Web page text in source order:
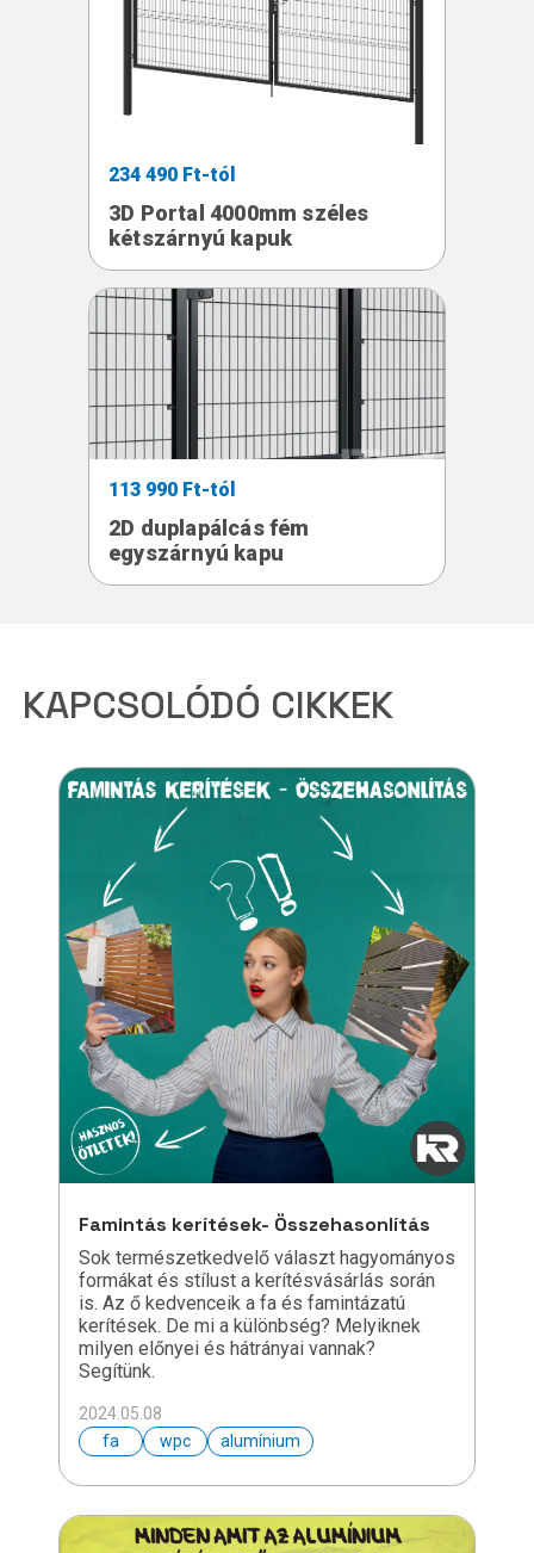
234 490 Ft-tól
3D Portal 4000mm széles
kétszárnyú kapuk
113 990 Ft-tól
2D duplapálcás fém
egyszárnyú kapu
KAPCSOLÓDÓ CIKKEK
Famintás kerítések- Összehasonlítás
Sok természetkedvelő választ hagyományos
formákat és stílust a kerítésvásárlás során
is. Az ő kedvenceik a fa és famintázatú
kerítések. De mi a különbség? Melyiknek
milyen előnyei és hátrányai vannak?
Segítünk.
2024.05.08
fa
wpc alumínium